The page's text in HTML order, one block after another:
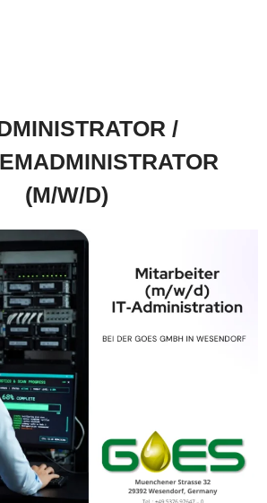
/
(M/W/D)